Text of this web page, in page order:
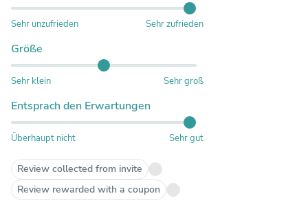
Sehr unzufrieden Sehr zufrieden
Größe
Sehr klein Sehr groß
Entsprach den Erwartungen
Überhaupt nicht Sehr gut
Review collected from invite
Review rewarded with a coupon